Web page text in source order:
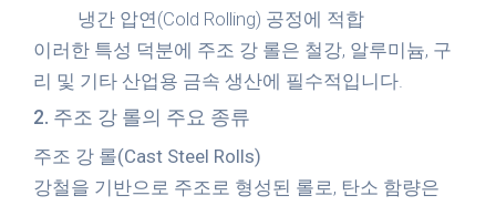
냉간 압연(Cold Rolling) 공정에 적합
이러한 특성 덕분에 주조 강 롤은 철강, 알루미늄, 구
리 및 기타 산업용 금속 생산에 필수적입니다.
2. 주조 강 롤의 주요 종류
주조 강 롤(Cast Steel Rolls)
강철을 기반으로 주조로 형성된 롤로, 탄소 함량은